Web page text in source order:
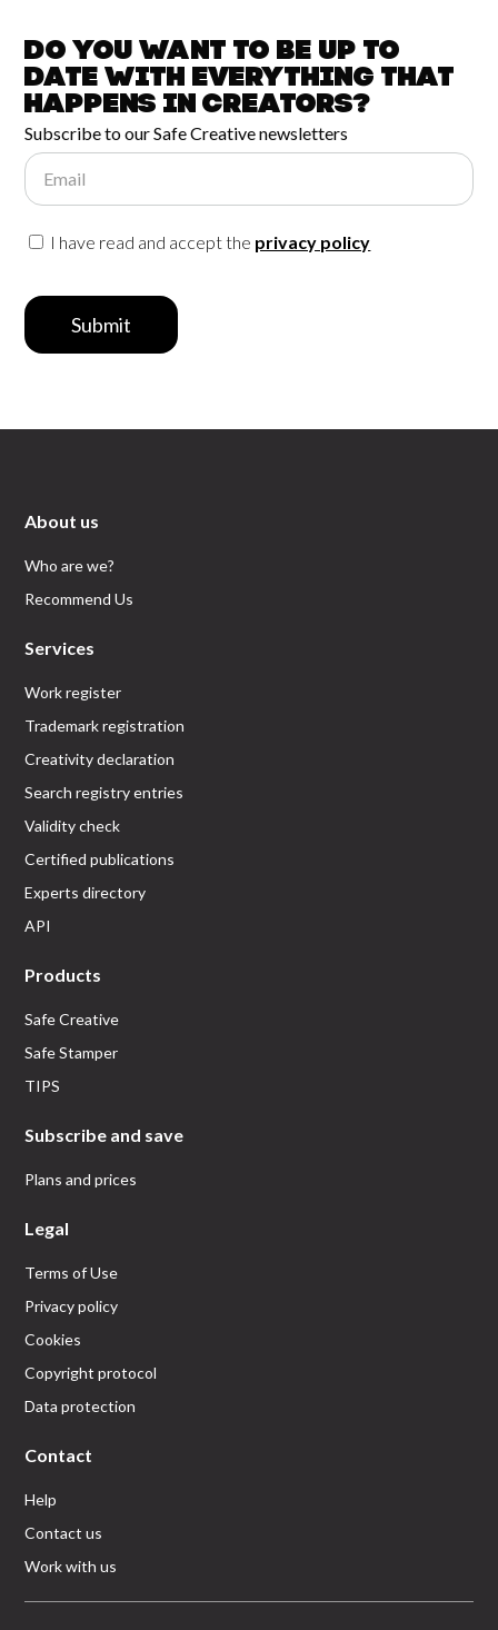
Do you want to be up to
date witheverything that
happens inCreators?
Subscribe to our Safe Creative newsletters
Email
I have read and accept the privacy policy
Submit
About us
Who are we?
Recommend Us
Services
Work register
Trademark registration
Creativity declaration
Search registry entries
Validity check
Certified publications
Experts directory
API
Products
Safe Creative
Safe Stamper
TIPS
Subscribe and save
Plans and prices
Legal
Terms of Use
Privacy policy
Cookies
Copyright protocol
Data protection
Contact
Help
Contact us
Work with us